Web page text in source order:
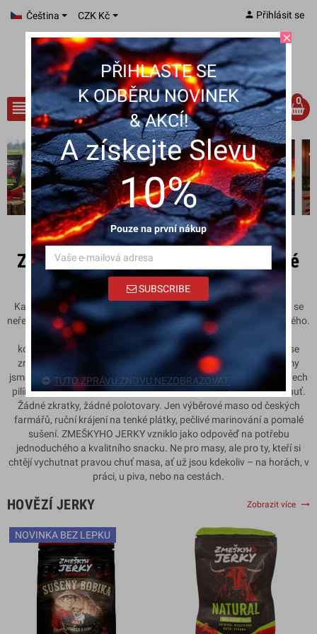
Čeština CZK Kč
view_headline search
person Přihlásit se
0
ZMEŠKYHO JERKY – Příběh poctivé
chuti z českého masa
Každý dobrý příběh začíná nápadem. Ten náš vznikl u stolu, kde se
neřešily jen byznys plány, ale hlavně chuť. Chuť na něco opravdového.
Něco, co bude chutnat tak, jak má – bez zbytečností, bez
kompromisů, ale s láskou k řemeslu, masu a poctivé práci. Tak se
zrodil nápad na ZMEŠKYHO JERKY. V jednoduchosti je síla. A my
jsme věděli, že pokud má být naše jerky výjimečné, musí stát na třech
pilířích: kvalitní české maso, řemeslné zpracování a autentická chuť.
Žádné zkratky, žádné polotovary. Jen výběrové maso od českých
farmářů, ruční krájení na tenké plátky, pečlivé marinování a pomalé
sušení. ZMEŠKYHO JERKY vzniklo jako odpověď na potřebu
jednoduchého a kvalitního snacku. Ne pro masy, ale pro ty, kteří si
chtějí vychutnat pravou chuť masa, ať už jsou kdekoliv – na horách, v
práci, u piva, nebo na cestách.
HOVĚZÍ JERKY Zobrazit více trending_flat
NOVINKA BEZ LEPKU
close
PŘIHLASTE SE
K ODBĚRU NOVINEK
& AKCÍ!
A získejte Slevu
10%
Pouze na první nákup
SUBSCRIBE
TUTO ZPRÁVU ZNOVU NEZOBRAZOVAT.